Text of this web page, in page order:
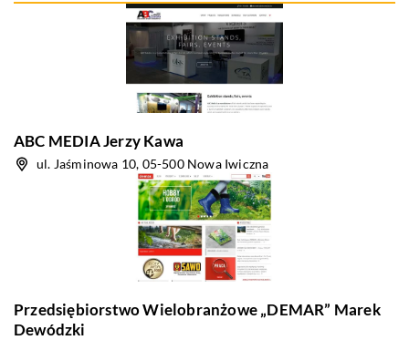
ABC MEDIA Jerzy Kawa
ul. Jaśminowa 10, 05-500 Nowa Iwiczna
Przedsiębiorstwo Wielobranżowe „DEMAR” Marek
Dewódzki